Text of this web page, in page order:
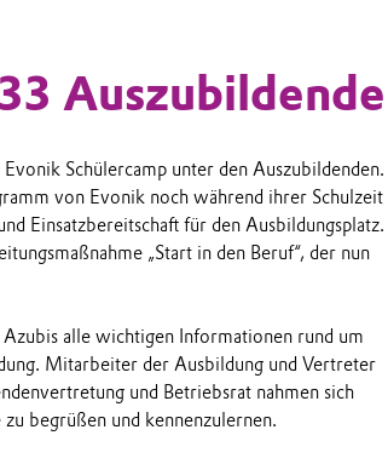
Auszubildende
Evonik Schülercamp unter den Auszubildenden.
von Evonik noch während ihrer Schulzeit
Einsatzbereitschaft für den Ausbildungsplatz.
„Start in den Beruf“, der nun
Azubis alle wichtigen Informationen rund um
Mitarbeiter der Ausbildung und Vertreter
und Betriebsrat nahmen sich
begrüßen und kennenzulernen.